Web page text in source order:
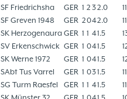
SF Friedrichsha GER 1 2 32.0
SF Greven 1948 GER 2042.0
SK Herzogenaura GER 1 1 41.5
SV Erkenschwick GER 1 041.5
SK Werne 1972 GER 1 041.5
SAbt Tus Varrel GER 1 031.5
SG Turm Raesfel GER 1 1 41.5